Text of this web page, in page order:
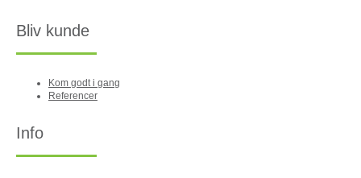
Bliv kunde
Kom godt i gang
Referencer
Info